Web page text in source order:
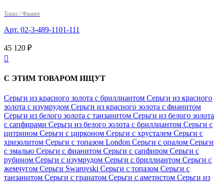
Топаз / Фианит
Арт. 02-3-489-1101-111
45 120 ₽

С ЭТИМ ТОВАРОМ ИЩУТ
Серьги из красного золота с бриллиантом Серьги из красного
золота с изумрудом Серьги из красного золота с фианитом
Серьги из белого золота с танзанитом Серьги из белого золота
с сапфирами Серьги из белого золота с бриллиантом Серьги с
цитрином Серьги с цирконом Серьги с хрусталем Серьги с
хризолитом Серьги с топазом London Серьги с опалом Серьги
с эмалью Серьги с фианитом Серьги с сапфиром Серьги с
рубином Серьги с изумрудом Серьги с бриллиантом Серьги с
жемчугом Серьги Swarovski Серьги с топазом Серьги с
танзанитом Серьги с гранатом Серьги с аметистом Серьги из